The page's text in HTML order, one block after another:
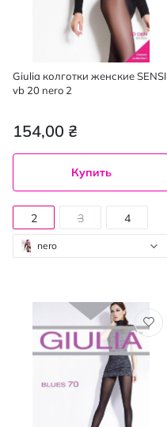
Giulia колготки женские SENSI
vb 20 nero 2
154,00 ₴
Купить
nero
2 3 4